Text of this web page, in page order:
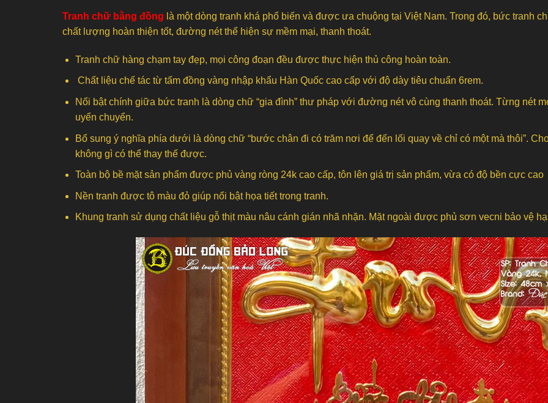
Tranh chữ bằng đồng là một dòng tranh khá phổ biến và được ưa chuộng tại Việt Nam. Trong đó, bức tranh
chất lượng hoàn thiện tốt, đường nét thể hiện sự mềm mại, thanh thoát.
Tranh chữ hàng chạm tay đẹp, mọi công đoạn đều được thực hiện thủ công hoàn toàn.
Chất liệu chế tác từ tấm đồng vàng nhập khẩu Hàn Quốc cao cấp với độ dày tiêu chuẩn 6rem.
Nổi bật chính giữa bức tranh là dòng chữ “gia đình” thư pháp với đường nét vô cùng thanh thoát. Từng nét
uyển chuyển.
Bổ sung ý nghĩa phía dưới là dòng chữ “bước chân đi có trăm nơi để đến lối quay về chỉ có một mà thôi”.
không gì có thể thay thế được.
Toàn bộ bề mặt sản phẩm được phủ vàng ròng 24k cao cấp, tôn lên giá trị sản phẩm, vừa có độ bền cực cao
Nền tranh được tô màu đỏ giúp nổi bật họa tiết trong tranh.
Khung tranh sử dụng chất liệu gỗ thịt màu nâu cánh gián nhã nhặn. Mặt ngoài được phủ sơn vecni bảo vệ